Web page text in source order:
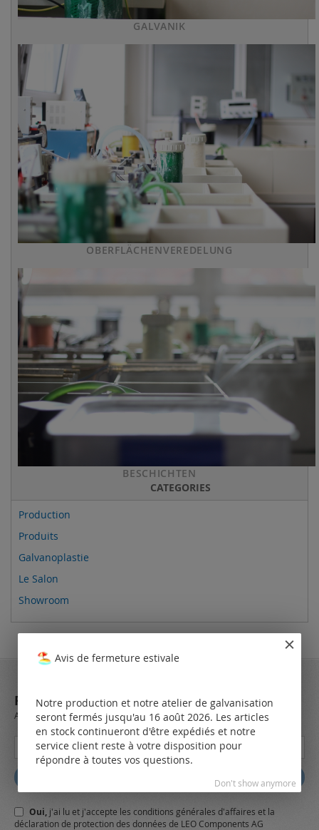
GALVANIK
OBERFLÄCHENVEREDELUNG
BESCHICHTEN
CATEGORIES
Production
Produits
Galvanoplastie
Le Salon
Showroom
REJOIGNEZ NOTRE NEWSLETTER
Always stay up to date and find out what's new from the very first hand.
Inscription
notre
lettre
:
Oui, j'ai lu et j'accepte les conditions générales d'affaires et la
déclaration de protection des données de LEO Components AG
Avis de fermeture estivale
Notre production et notre atelier de galvanisation
seront fermés jusqu'au 16 août 2026. Les articles
en stock continueront d'être expédiés et notre
service client reste à votre disposition pour
répondre à toutes vos questions.
Don't show anymore